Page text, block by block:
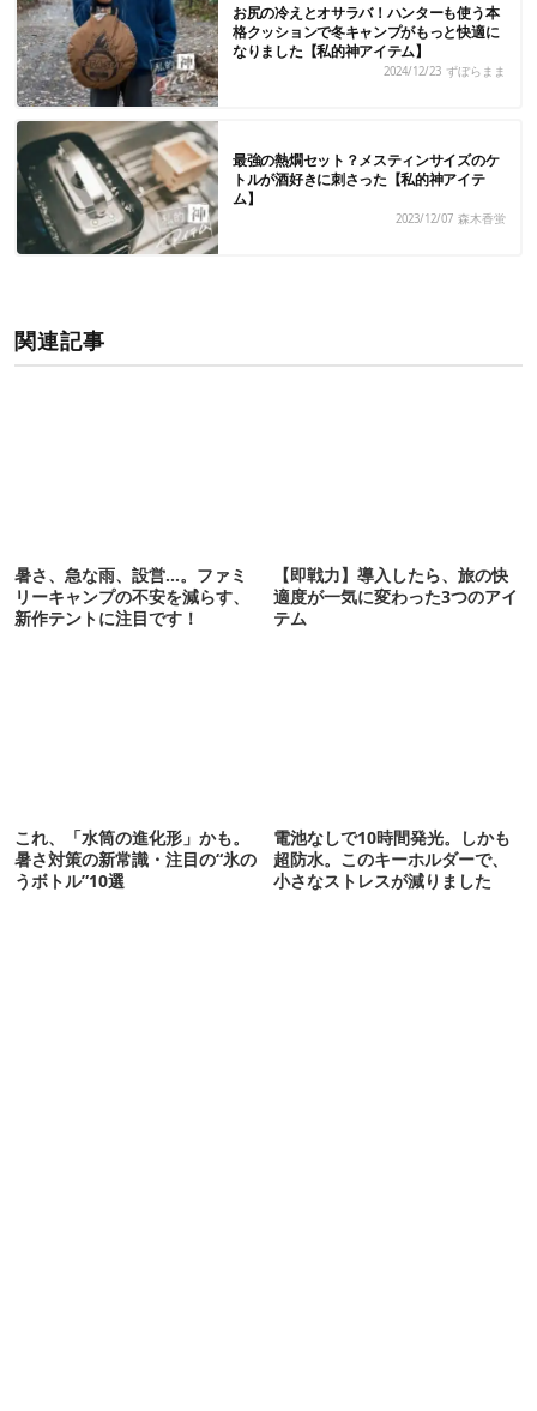
お尻の冷えとオサラバ！ハンターも使う本
格クッションで冬キャンプがもっと快適に
なりました【私的神アイテム】
2024/12/23 ずぼらまま
最強の熱燗セット？メスティンサイズのケ
トルが酒好きに刺さった【私的神アイテ
ム】
2023/12/07 森木香蛍
関連記事
暑さ、急な雨、設営…。ファミ
リーキャンプの不安を減らす、
新作テントに注目です！
【即戦力】導入したら、旅の快
適度が一気に変わった3つのアイ
テム
これ、「水筒の進化形」かも。
暑さ対策の新常識・注目の“氷の
うボトル”10選
電池なしで10時間発光。しかも
超防水。このキーホルダーで、
小さなストレスが減りました